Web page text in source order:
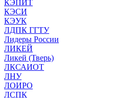
КЭПИТ
КЭСИ
КЭУК
ЛДПК ГГТУ
Лидеры России
ЛИКЕЙ
Ликей (Тверь)
ЛКСАИОТ
ЛНУ
ЛОИРО
ЛСПК